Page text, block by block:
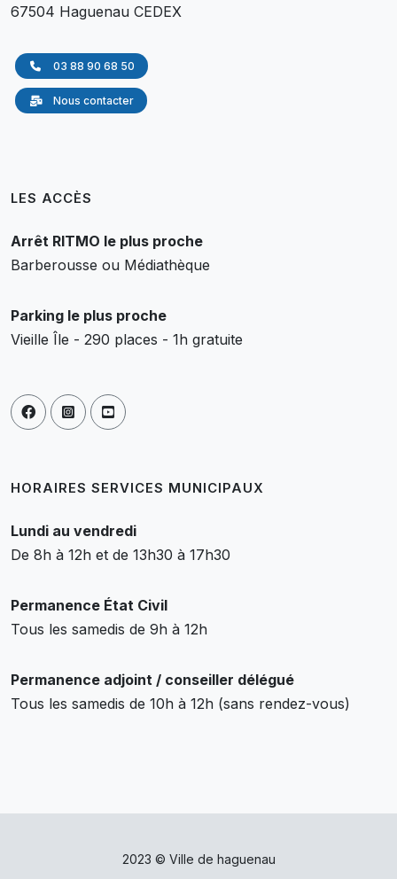
67504 Haguenau CEDEX
03 88 90 68 50
Nous contacter
LES ACCÈS
Arrêt RITMO le plus proche
Barberousse ou Médiathèque
Parking le plus proche
Vieille Île - 290 places - 1h gratuite
HORAIRES SERVICES MUNICIPAUX
Lundi au vendredi
De 8h à 12h et de 13h30 à 17h30
Permanence État Civil
Tous les samedis de 9h à 12h
Permanence adjoint / conseiller délégué
Tous les samedis de 10h à 12h (sans rendez-vous)
2023 © Ville de haguenau